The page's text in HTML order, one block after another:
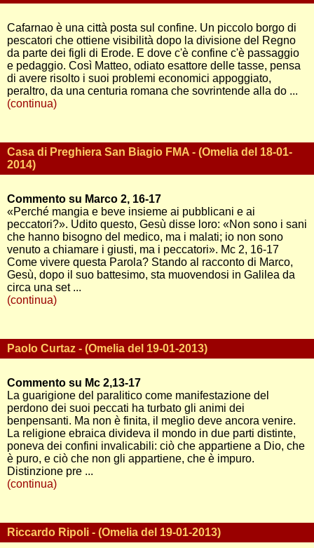
Cafarnao è una città posta sul confine. Un piccolo borgo di
pescatori che ottiene visibilità dopo la divisione del Regno
da parte dei figli di Erode. E dove c'è confine c'è passaggio
e pedaggio. Così Matteo, odiato esattore delle tasse, pensa
di avere risolto i suoi problemi economici appoggiato,
peraltro, da una centuria romana che sovrintende alla do ...
(continua)
Casa di Preghiera San Biagio FMA - (Omelia del 18-01-
2014)
Commento su Marco 2, 16-17
«Perché mangia e beve insieme ai pubblicani e ai
peccatori?». Udito questo, Gesù disse loro: «Non sono i sani
che hanno bisogno del medico, ma i malati; io non sono
venuto a chiamare i giusti, ma i peccatori». Mc 2, 16-17
Come vivere questa Parola? Stando al racconto di Marco,
Gesù, dopo il suo battesimo, sta muovendosi in Galilea da
circa una set ...
(continua)
Paolo Curtaz - (Omelia del 19-01-2013)
Commento su Mc 2,13-17
La guarigione del paralitico come manifestazione del
perdono dei suoi peccati ha turbato gli animi dei
benpensanti. Ma non è finita, il meglio deve ancora venire.
La religione ebraica divideva il mondo in due parti distinte,
poneva dei confini invalicabili: ciò che appartiene a Dio, che
è puro, e ciò che non gli appartiene, che è impuro.
Distinzione pre ...
(continua)
Riccardo Ripoli - (Omelia del 19-01-2013)